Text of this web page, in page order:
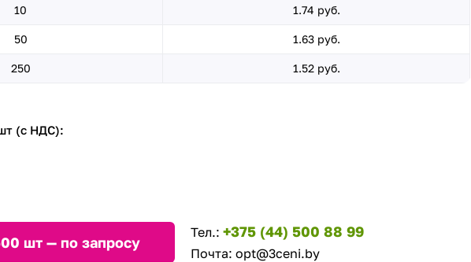
10 1.74 руб.
50 1.63 руб.
250 1.52 руб.
(с НДС):
шт — по запросу
Тел.: +375 (44) 500 88 99
Почта: opt@3ceni.by